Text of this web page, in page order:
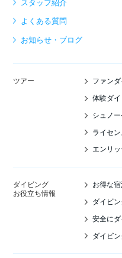
スタッフ紹介
よくある質問
お知らせ・ブログ
ツアー ファン
体験ダ
シュノ
ライセ
エンリ
ダイビング
お役立ち情報
お得な
ダイビ
安全に
ダイビ